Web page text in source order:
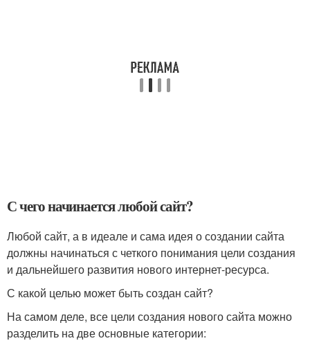
С чего начинается любой сайт?
Любой сайт, а в идеале и сама идея о создании сайта
должны начинаться с четкого понимания цели создания
и дальнейшего развития нового интернет-ресурса.
С какой целью может быть создан сайт?
На самом деле, все цели создания нового сайта можно
разделить на две основные категории: